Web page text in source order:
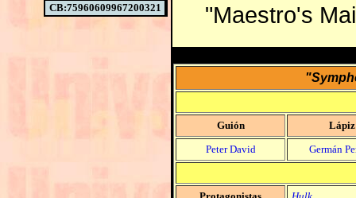
CB:75960609967200321
"Maestro's
Guión
Lápiz
Peter David
Germán